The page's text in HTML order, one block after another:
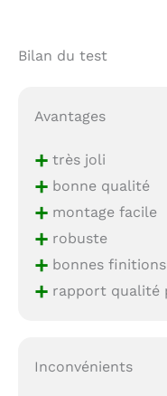
Bilan du test
Avantages
+très joli
+bonne qualité
+montage facile
+robuste
+bonnes finitions
+rapport qualité
Inconvénients